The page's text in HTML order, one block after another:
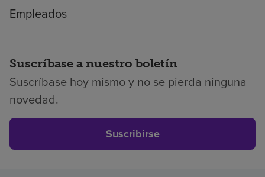
Empleados
Suscríbase a nuestro boletín
Suscríbase hoy mismo y no se pierda ninguna
novedad.
Suscribirse